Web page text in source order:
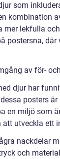
som
kombination
mer lekfulla
postersna,
av för-
djur har
posters
en miljö som
utveckla ett
nackdelar
och